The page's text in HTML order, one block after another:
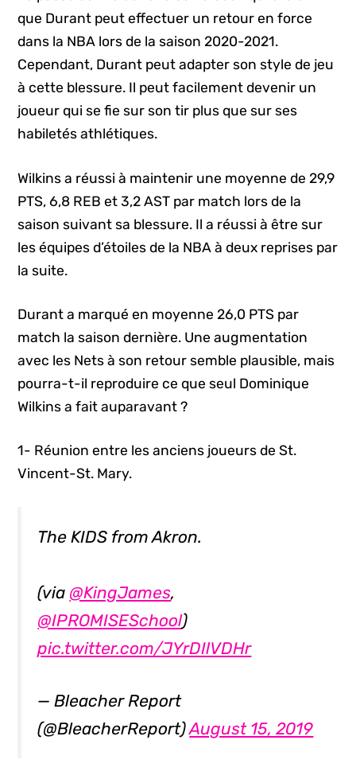
que Durant peut effectuer un retour en force
dans la NBA lors de la saison 2020-2021.
Cependant, Durant peut adapter son style de jeu
à cette blessure. Il peut facilement devenir un
joueur qui se fie sur son tir plus que sur ses
habiletés athlétiques.
Wilkins a réussi à maintenir une moyenne de 29,9
PTS, 6,8 REB et 3,2 AST par match lors de la
saison suivant sa blessure. Il a réussi à être sur
les équipes d’étoiles de la NBA à deux reprises par
la suite.
Durant a marqué en moyenne 26,0 PTS par
match la saison dernière. Une augmentation
avec les Nets à son retour semble plausible, mais
pourra-t-il reproduire ce que seul Dominique
Wilkins a fait auparavant ?
1- Réunion entre les anciens joueurs de St.
Vincent-St. Mary.
The KIDS from Akron.
(via @KingJames,
@IPROMISESchool)
pic.twitter.com/JYrDIlVDHr
— Bleacher Report
(@BleacherReport)August 15, 2019